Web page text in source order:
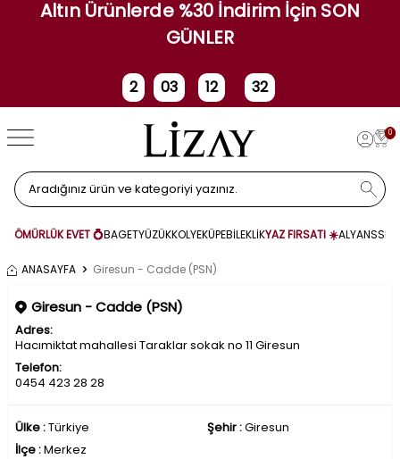
Altın Ürünlerde %30 İndirim İçin SON
GÜNLER
2
Gün
03
Saat
12 32
0
ÖMÜRLÜK EVET 💍BAGETYÜZÜKKOLYEKÜPEBİLEKLİKYAZ FIRSATI ☀️ALYANS
ANASAYFA Giresun - Cadde (PSN)
Giresun - Cadde (PSN)
Adres:
Hacımiktat mahallesi Taraklar sokak no 11 Giresun
Telefon:
0454 423 28 28
Ülke :Türkiye Şehir :Giresun
İlçe :Merkez